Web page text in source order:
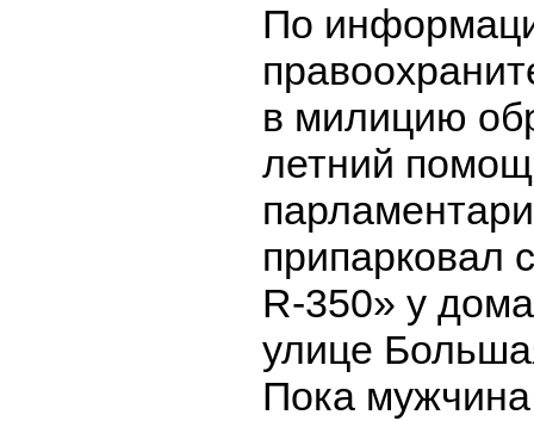
По
в милицию
летний
припарковал
R-350» у
улице
Пока мужчина